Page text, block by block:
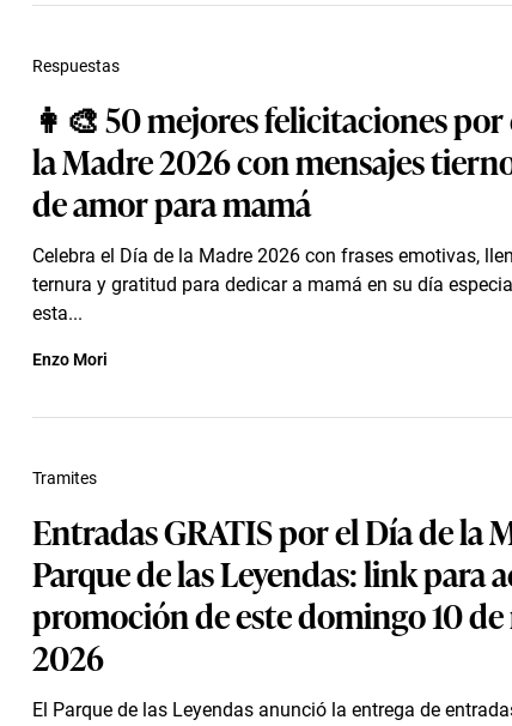
👩‍🎨 50 mejores felicitaciones por
la Madre 2026 con mensajes
de amor para mamá
Celebra el Día de la Madre 2026 con frases emotivas,
ternura y gratitud para dedicar a mamá en su día
esta...
Respuestas
Enzo Mori
Entradas GRATIS por el Día de la
Parque de las Leyendas: link para
promoción de este domingo 10 de
2026
El Parque de las Leyendas anunció la entrega de
Tramites